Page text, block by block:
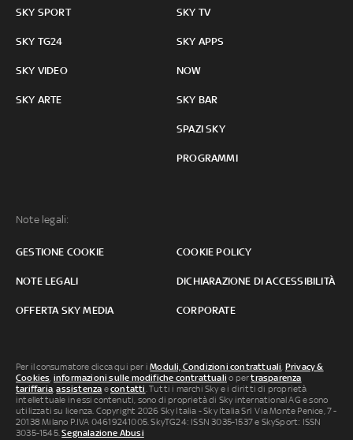
SKY SPORT
SKY TG24
SKY VIDEO
SKY ARTE
SKY TV
SKY APPS
NOW
SKY BAR
SPAZI SKY
PROGRAMMI
Note legali:
GESTIONE COOKIE COOKIE POLICY
NOTE LEGALI DICHIARAZIONE DI ACCESSIBILITÀ
OFFERTA SKY MEDIA CORPORATE
Per il consumatore clicca qui per iModuli, Condizioni contrattuali, Privacy &
Cookies, informazioni sulle modifiche contrattuali o pertrasparenza
tariffaria,assistenza econtatti. Tutti i marchi Sky e i diritti di proprietà
intellettuale in essi contenuti, sono di proprietà di Sky international AG e sono
utilizzati su licenza. Copyright 2026 Sky Italia - Sky Italia Srl Via Monte Penice, 7 -
20138 Milano P.IVA 04619241005. SkyTG24: ISSN 3035-1537 e SkySport: ISSN
3035-1545.Segnalazione Abusi